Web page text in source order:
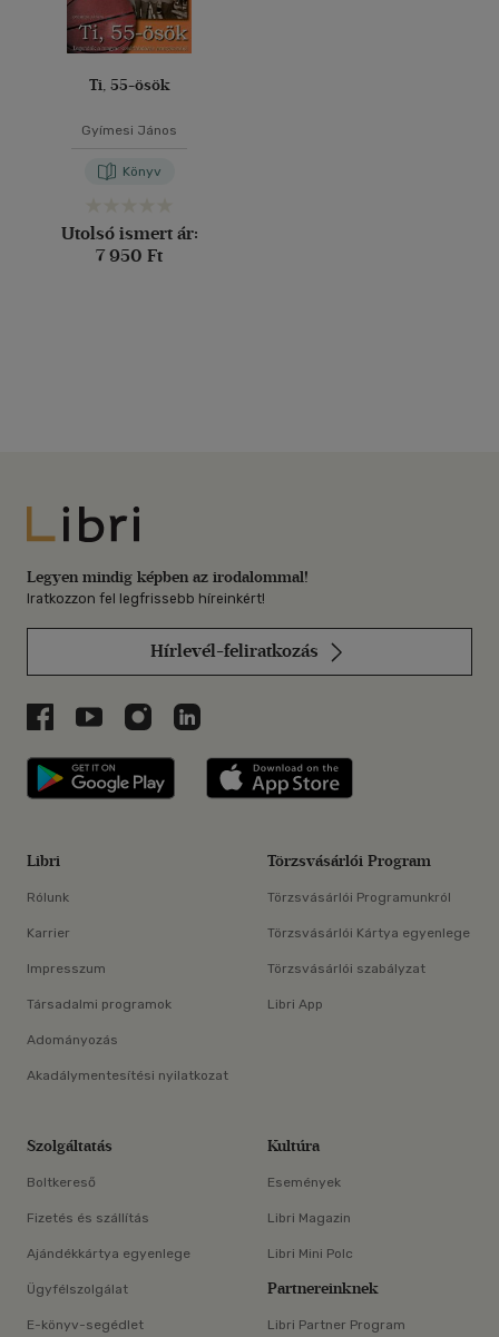
Ti, 55-ösök
Gyímesi János
Könyv
Utolsó ismert ár:
7 950 Ft
Libri
Legyen mindig képben az irodalommal!
Iratkozzon fel legfrissebb híreinkért!
Hírlevél-feliratkozás
Libri a Facebookon
Libri a Youtube-on
Libri az Instagramon
Libri a LinkedInen
Libri applikáció Szerezd meg: Google
Libri
Rólunk
Karrier
Impresszum
Társadalmi programok
Adományozás
Akadálymentesítési nyilatkozat
Törzsvásárlói Program
Törzsvásárlói Programunkról
Törzsvásárlói Kártya egyenlege
Törzsvásárlói szabályzat
Libri App
Szolgáltatás
Boltkereső
Fizetés és szállítás
Ajándékkártya egyenlege
Ügyfélszolgálat
E-könyv-segédlet
Kultúra
Események
Libri Magazin
Libri Mini Polc
Partnereinknek
Libri Partner Program